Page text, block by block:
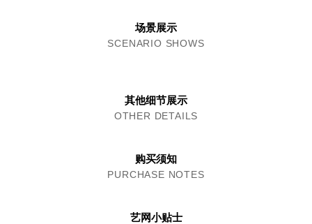
场景展示
SCENARIO SHOWS
其他细节展示
OTHER DETAILS
购买须知
PURCHASE NOTES
艺网小贴士